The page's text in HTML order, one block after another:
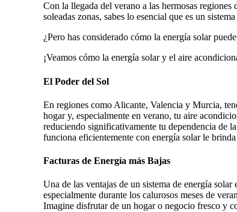
Con la llegada del verano a las hermosas
soleadas zonas, sabes lo esencial que es un
¿Pero has considerado cómo la energía solar
¡Veamos cómo la energía solar y el aire
El Poder del Sol
En regiones como Alicante, Valencia y Murcia,
hogar y, especialmente en verano, tu aire
reduciendo significativamente tu dependencia de
funciona eficientemente con energía solar le
Facturas de Energía más Bajas
Una de las ventajas de un sistema de energía
especialmente durante los calurosos meses de
Imagine disfrutar de un hogar o negocio fresco y